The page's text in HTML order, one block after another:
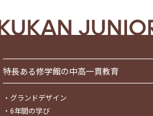
特長ある修学館の中高一貫教育
・ グランドデザイン
・ 6年間の学び